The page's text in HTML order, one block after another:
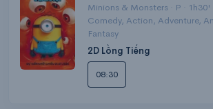
Minions & Monsters · P · 1h30' ·
Comedy, Action, Adventure,
Fantasy
2D Lồng Tiếng
08:30